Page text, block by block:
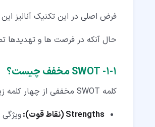
فرض اصلی در این تکنیک آنالیز
حال آنکه در فرصت ها و تهدیدها
۱‏-‏۱‏- SWOT مخفف چیست؟
کلمه SWOT مخففی از چهار کلمه زیر است که در این تکنیک مورد بررسی قرار می گیرند:
Strengths(نقاط قوت):